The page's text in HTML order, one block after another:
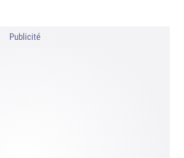
Publicité